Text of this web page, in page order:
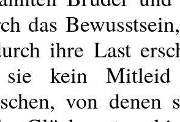
das
ihre Last
sie kein
von denen